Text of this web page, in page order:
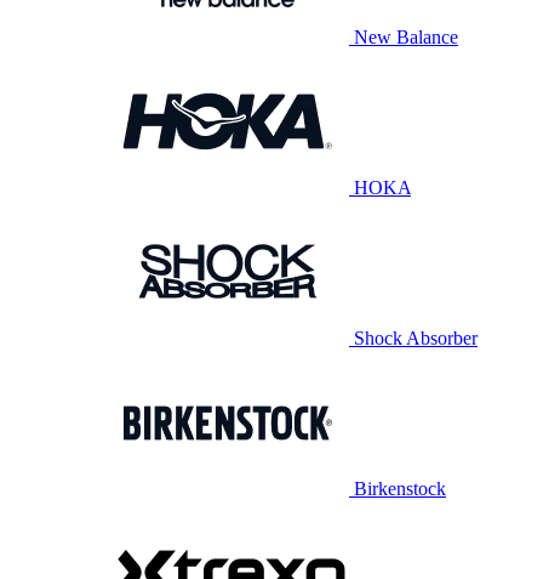
New Balance
HOKA
Shock Absorber
Birkenstock